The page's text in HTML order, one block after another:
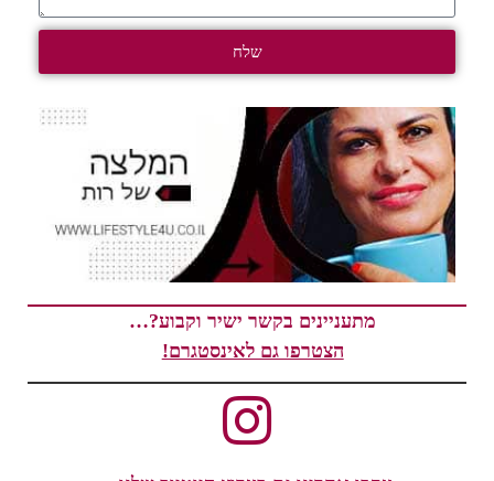
שלח
מתעניינים בקשר ישיר וקבוע?…
הצטרפו גם לאינסטגרם!